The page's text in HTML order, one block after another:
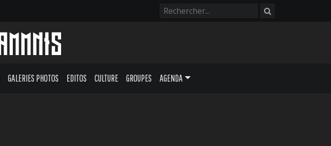
GALERIES PHOTOS EDITOS CULTURE GROUPES AGENDA